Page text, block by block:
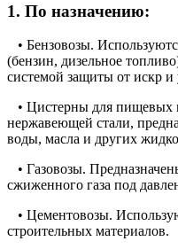
1. По назначению:
• Бензовозы.
(бензин, дизельное
системой защиты от искр и
• Цистерны для пищевых
нержавеющей стали,
воды, масла и других
• Газовозы.
сжиженного газа под
• Цементовозы.
строительных материалов.